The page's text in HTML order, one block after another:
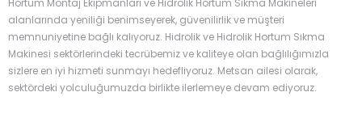
Hortum Montaj Ekipmanları ve Hidrolik Hortum Sıkma Makineleri
alanlarında yeniliği benimseyerek, güvenilirlik ve müşteri
memnuniyetine bağlı kalıyoruz. Hidrolik ve Hidrolik Hortum Sıkma
Makinesi sektörlerindeki tecrübemiz ve kaliteye olan bağlılığımızla
sizlere en iyi hizmeti sunmayı hedefliyoruz. Metsan ailesi olarak,
sektördeki yolculuğumuzda birlikte ilerlemeye devam ediyoruz.